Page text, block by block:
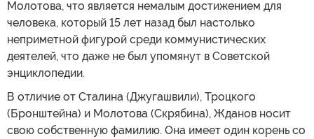
Молотова, что является немалым достижением для
человека, который 15 лет назад был настолько
неприметной фигурой среди коммунистических
деятелей, что даже не был упомянут в Советской
энциклопедии.
В отличие от Сталина (Джугашвили), Троцкого
(Бронштейна) и Молотова (Скрябина), Жданов носит
свою собственную фамилию. Она имеет один корень со